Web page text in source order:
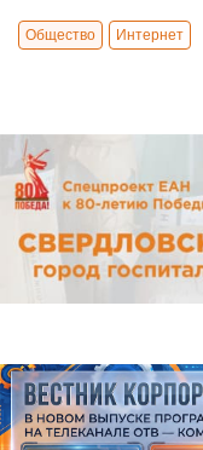
Общество Интернет